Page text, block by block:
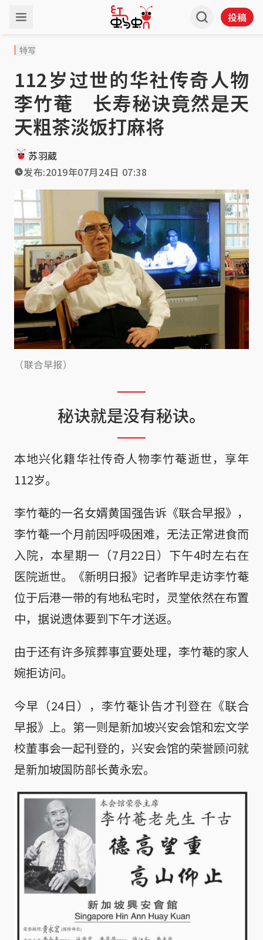
投稿
特写
112岁过世的华社传奇人物
李竹菴 长寿秘诀竟然是天
天粗茶淡饭打麻将
苏羽葳
发布:2019年07月24日 07:38
（联合早报）
秘诀就是没有秘诀。
本地兴化籍华社传奇人物李竹菴逝世，享年
112岁。
李竹菴的一名女婿黄国强告诉《联合早报》，
李竹菴一个月前因呼吸困难，无法正常进食而
入院，本星期一（7月22日）下午4时左右在
医院逝世。《新明日报》记者昨早走访李竹菴
位于后港一带的有地私宅时，灵堂依然在布置
中，据说遗体要到下午才送返。
由于还有许多殡葬事宜要处理，李竹菴的家人
婉拒访问。
今早（24日），李竹菴讣告才刊登在《联合
早报》上。第一则是新加坡兴安会馆和宏文学
校董事会一起刊登的，兴安会馆的荣誉顾问就
是新加坡国防部长黄永宏。